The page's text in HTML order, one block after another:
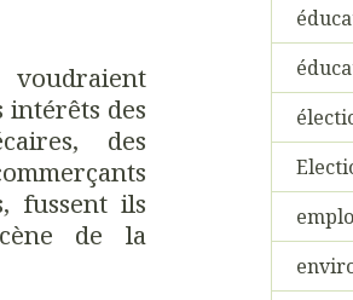
des
des
fussent ils
de la